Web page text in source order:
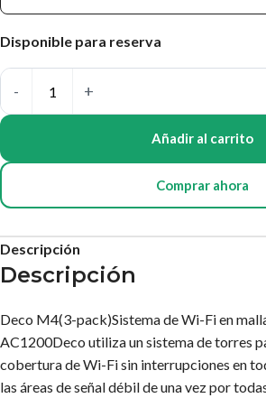
Disponible para reserva
Añadir al carrito
Comprar ahora
Descripción
Descripción
Deco M4(3-pack)Sistema de Wi-Fi en
AC1200Deco utiliza un sistema de torres
cobertura de Wi-Fi sin interrupciones en
las áreas de señal débil de una vez por